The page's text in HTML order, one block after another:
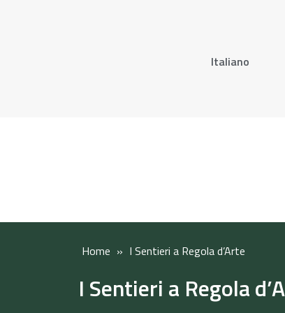
Italiano
Home » I Sentieri a Regola d’Arte
I Sentieri a Regola